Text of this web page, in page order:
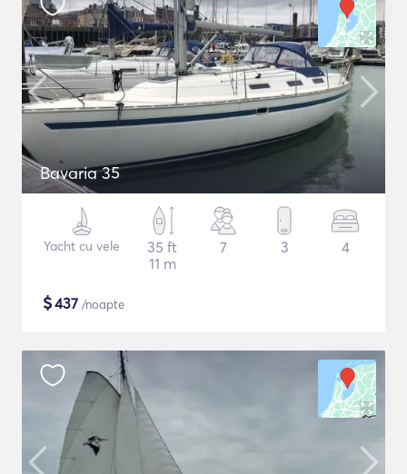
Bavaria 35
Yacht cu vele
35 ft
11 m
7 3 4
$437 /noapte